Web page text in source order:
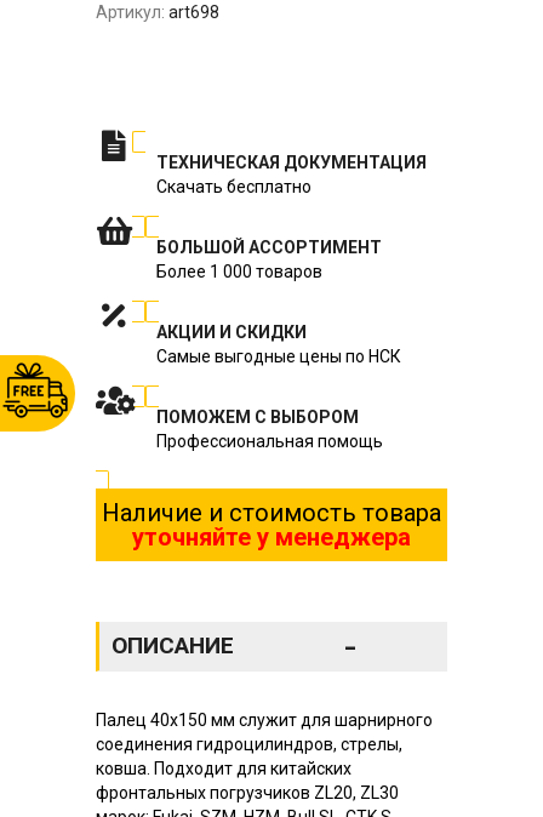
Артикул: art698
ТЕХНИЧЕСКАЯ ДОКУМЕНТАЦИЯ
Скачать бесплатно
БОЛЬШОЙ АССОРТИМЕНТ
Более 1 000 товаров
АКЦИИ И СКИДКИ
Самые выгодные цены по НСК
ПОМОЖЕМ С ВЫБОРОМ
Профессиональная помощь
Наличие и стоимость товара
уточняйте у менеджера
ОПИСАНИЕ -
Палец 40х150 мм служит для шарнирного
соединения гидроцилиндров, стрелы,
ковша. Подходит для китайских
фронтальных погрузчиков ZL20, ZL30